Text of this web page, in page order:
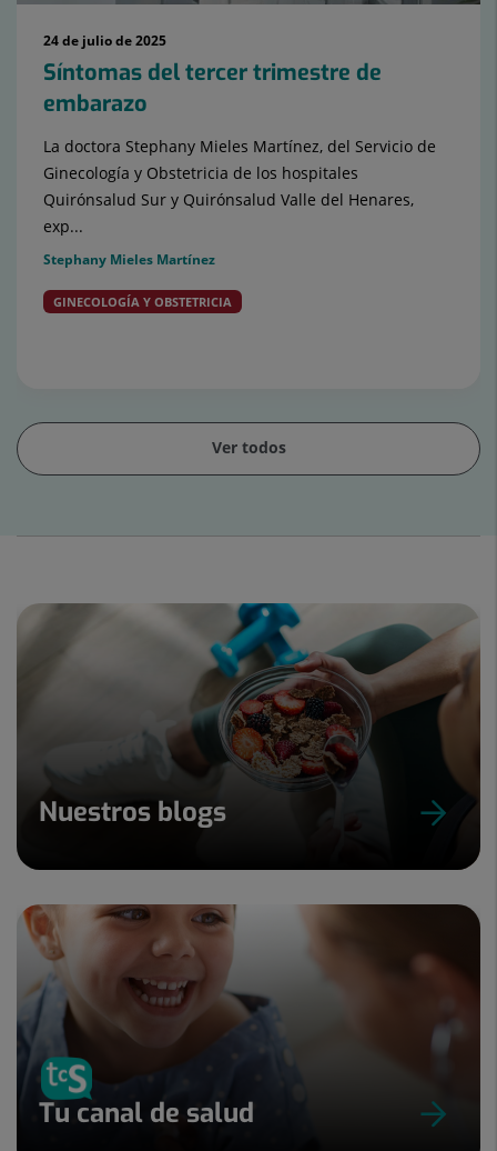
24 de julio de 2025
Síntomas del tercer trimestre de
embarazo
La doctora Stephany Mieles Martínez, del Servicio de
Ginecología y Obstetricia de los hospitales
Quirónsalud Sur y Quirónsalud Valle del Henares,
exp...
Stephany Mieles Martínez
GINECOLOGÍA Y OBSTETRICIA
Ver todos
1
Nuestros blogs
Tu canal de salud